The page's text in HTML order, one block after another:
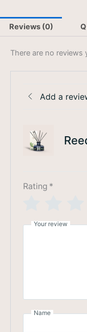
Reviews (0)
There are no reviews
Add a
Rating *
Your review
Name